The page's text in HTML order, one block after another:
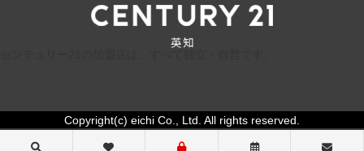
Copyright(c) eichi Co., Ltd. All rights reserved.